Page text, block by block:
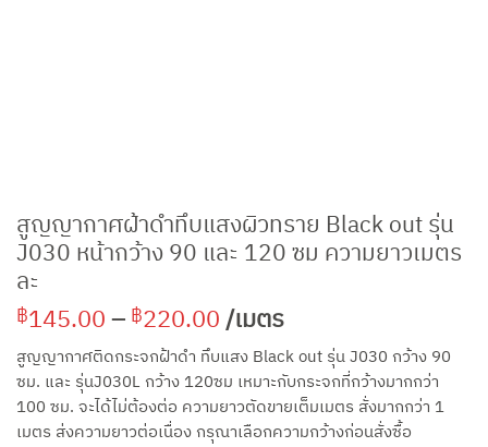
สูญญากาศฝ้าดำทึบแสงผิวทราย Black out รุ่น
J030 หน้ากว้าง 90 และ 120 ซม ความยาวเมตร
ละ
฿145.00– ฿220.00Price
range:
฿145.00
through
฿220.00
/เมตร
สูญญากาศติดกระจกฝ้าดำ ทึบแสง Black out รุ่น J030 กว้าง 90
ซม. และ รุ่นJ030L กว้าง 120ซม เหมาะกับกระจกที่กว้างมากกว่า
100 ซม. จะได้ไม่ต้องต่อ ความยาวตัดขายเต็มเมตร สั่งมากกว่า 1
เมตร ส่งความยาวต่อเนื่อง กรุณาเลือกความกว้างก่อนสั่งซื้อ